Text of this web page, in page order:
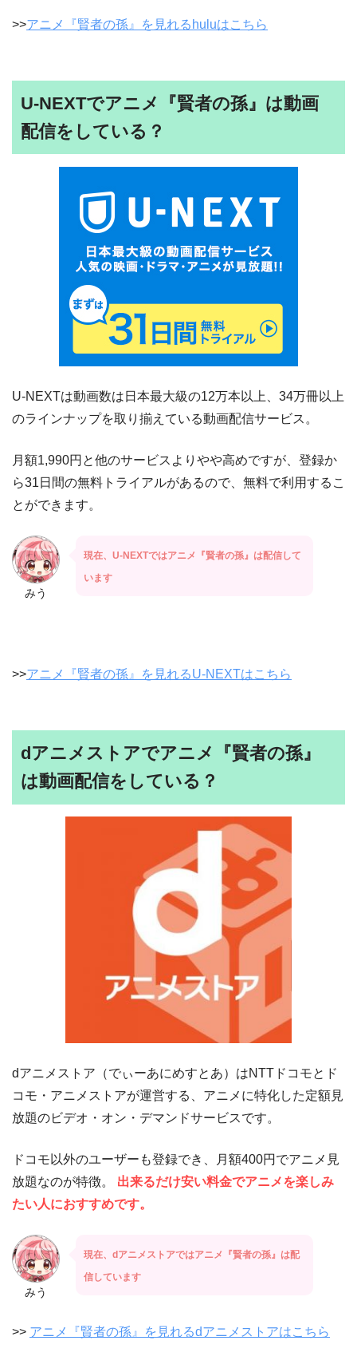
>>アニメ『賢者の孫』を見れるhuluはこちら
U-NEXTでアニメ『賢者の孫』は動画
配信をしている？
U-NEXTは動画数は日本最大級の12万本以上、34万冊以上
のラインナップを取り揃えている動画配信サービス。
月額1,990円と他のサービスよりやや高めですが、登録か
ら31日間の無料トライアルがあるので、無料で利用するこ
とができます。
みう
現在、U-NEXTではアニメ『賢者の孫』は配信して
います
>>アニメ『賢者の孫』を見れるU-NEXTはこちら
dアニメストアでアニメ『賢者の孫』
は動画配信をしている？
dアニメストア（でぃーあにめすとあ）はNTTドコモとド
コモ・アニメストアが運営する、アニメに特化した定額見
放題のビデオ・オン・デマンドサービスです。
ドコモ以外のユーザーも登録でき、月額400円でアニメ見
放題なのが特徴。 出来るだけ安い料金でアニメを楽しみ
たい人におすすめです。
みう
現在、dアニメストアではアニメ『賢者の孫』は配
信しています
>> アニメ『賢者の孫』を見れるdアニメストアはこちら